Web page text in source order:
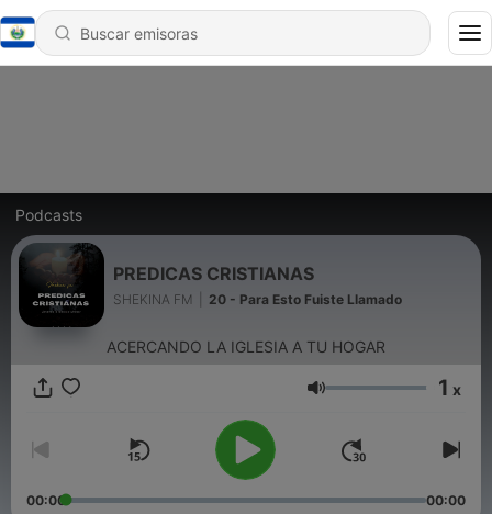
Podcasts
PREDICAS CRISTIANAS
SHEKINA FM 20 - Para Esto Fuiste Llamado
ACERCANDO LA IGLESIA A TU HOGAR
Volumen 1 x
00:00 00:00